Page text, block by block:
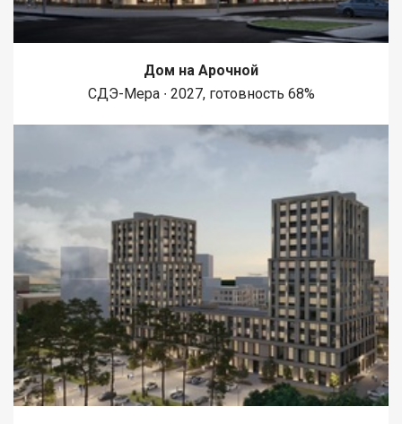
Дом на Арочной
СДЭ-Мера ∙ 2027, готовность 68%